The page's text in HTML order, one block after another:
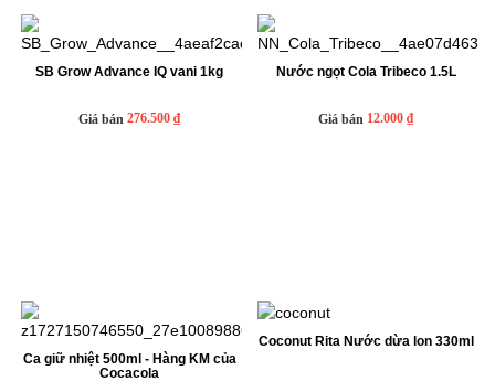
SB Grow Advance IQ vani 1kg
Giá bán 276.500 ₫
Nước ngọt Cola Tribeco 1.5L
Giá bán 12.000 ₫
Ca giữ nhiệt 500ml - Hàng KM của
Cocacola
Coconut Rita Nước dừa lon 330ml